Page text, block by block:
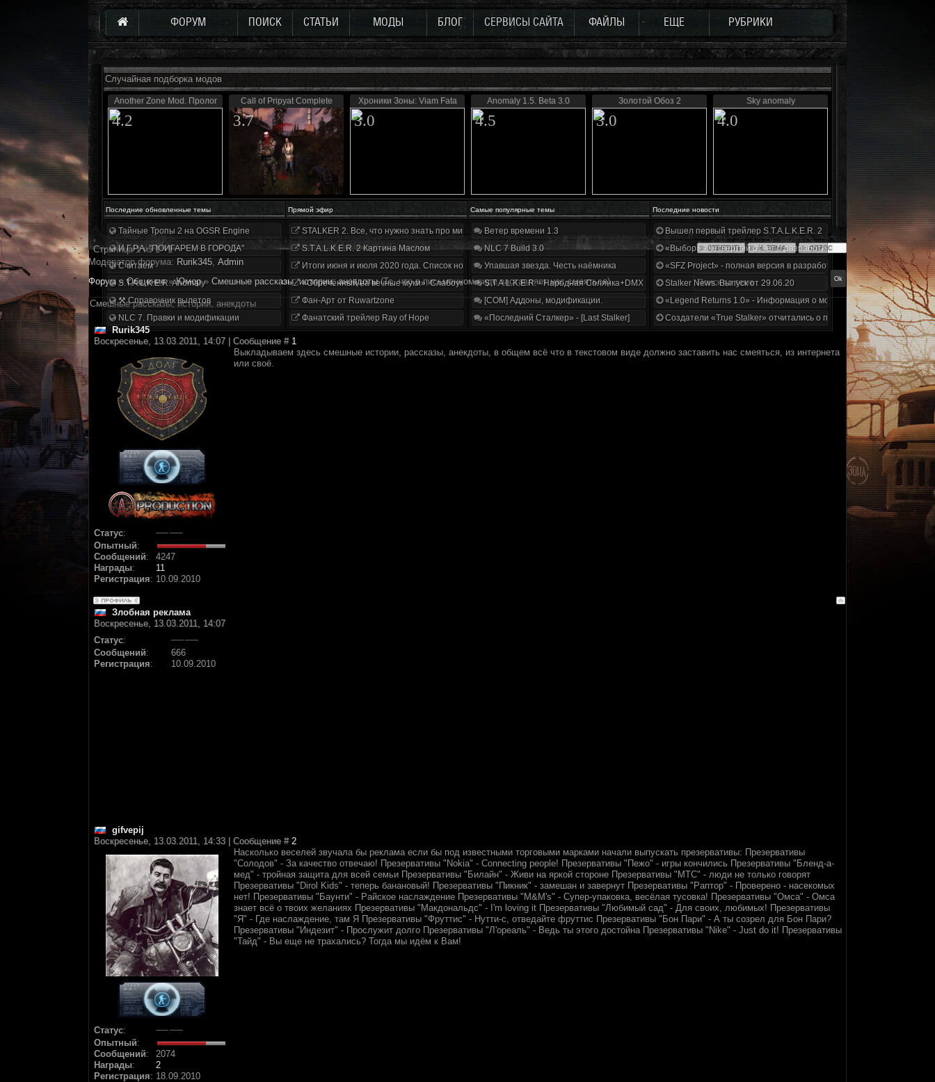
ФОРУМ ПОИСК СТАТЬИ МОДЫ БЛОГ СЕРВИСЫ САЙТА ФАЙЛЫ ЕЩЕ РУБРИКИ
Случайная подборка модов
Another Zone Mod. Пролог
4.2
Call of Pripyat Complete
3.7
Хроники Зоны: Viam Fata
3.0
Anomaly 1.5. Beta 3.0
4.5
Золотой Обоз 2
3.0
Sky anomaly
4.0
Последние обновленные темы Прямой эфир Самые популярные темы Последние новости
Тайные Тропы 2 на OGSR Engine
И.Г.Р.А. "ПОИГАРЕМ В ГОРОДА"
Считаем
S.T.A.L.K.E.R. Anomaly
⚒ Справочник вылетов
NLC 7. Правки и модификации
STALKER 2. Все, что нужно знать про мир, геймплей и сюжет | Разбор трейлера
S.T.A.L.K.E.R. 2 Картина Маслом
Итоги июня и июля 2020 года. Список нововведений
«Обречённый на вечные муки». Слабоумие и отвага
Фан-Арт от Ruwartzone
Фанатский трейлер Ray of Hope
Ветер времени 1.3
NLC 7 Build 3.0
Упавшая звезда. Честь наёмника
S.T.A.L.K.E.R. - Народная Солянка+DMX 1.3.5.ООП.МА.К.
[COM] Аддоны, модификации.
«Последний Сталкер» - [Last Stalker]
Вышел первый трейлер S.T.A.L.K.E.R. 2
«Выбор» - четвертый отчет о разработке!
«SFZ Project» - полная версия в разработке!
Stalker News. Выпуск от 29.06.20
«Legend Returns 1.0» - Информация о моде за июнь 2020
Создатели «True Stalker» отчитались о проделанной работе
Страница1из1
1
Модератор форума: Rurik345, Аdmin
Форум » Общение » Юмор » Смешные рассказы, истории, анекдоты (То, что в письменном виде заставляет нас смеяться)
Смешные рассказы, истории, анекдоты
Rurik345
Воскресенье, 13.03.2011, 14:07 | Сообщение # 1
Статус:
Опытный:
Сообщений:
4247
Награды:
11
Регистрация: 10.09.2010
Выкладываем здесь смешные истории, рассказы, анекдоты, в общем всё что в текстовом виде должно заставить нас смеяться, из интернета
или своё.
Злобная реклама
Воскресенье, 13.03.2011, 14:07
Статус:
Сообщений:
666
Регистрация: 10.09.2010
gifvepij
Воскресенье, 13.03.2011, 14:33 | Сообщение # 2
Статус:
Опытный:
Сообщений:
2074
Награды:
2
Регистрация: 18.09.2010
Насколько веселей звучала бы реклама если бы под известными торговыми марками начали выпускать презервативы: Презервативы
"Солодов" - За качество отвечаю! Презервативы "Nokia" - Connecting people! Презервативы "Пежо" - игры кончились Презервативы "Бленд-а-
мед" - тройная защита для всей семьи Презервативы "Билайн" - Живи на яркой стороне Презервативы "МТС" - люди не только говорят
Презервативы "Dirol Kids" - теперь банановый! Презервативы "Пикник" - замешан и завернут Презервативы "Раптор" - Проверено - насекомых
нет! Презервативы "Баунти" - Райское наслаждение Презервативы "M&M's" - Супер-упаковка, весёлая тусовка! Презервативы "Омса" - Омса
знает всё о твоих желаниях Презервативы "Макдональдс" - I'm loving it Презервативы "Любимый сад" - Для своих, любимых! Презервативы
"Я" - Где наслаждение, там Я Презервативы "Фруттис" - Нутти-с, отведайте фруттис Презервативы "Бон Пари" - А ты созрел для Бон Пари?
Презервативы "Индезит" - Прослужит долго Презервативы "Л'ореаль" - Ведь ты этого достойна Презервативы "Nike" - Just do it! Презервативы
"Тайд" - Вы еще не трахались? Тогда мы идём к Вам!